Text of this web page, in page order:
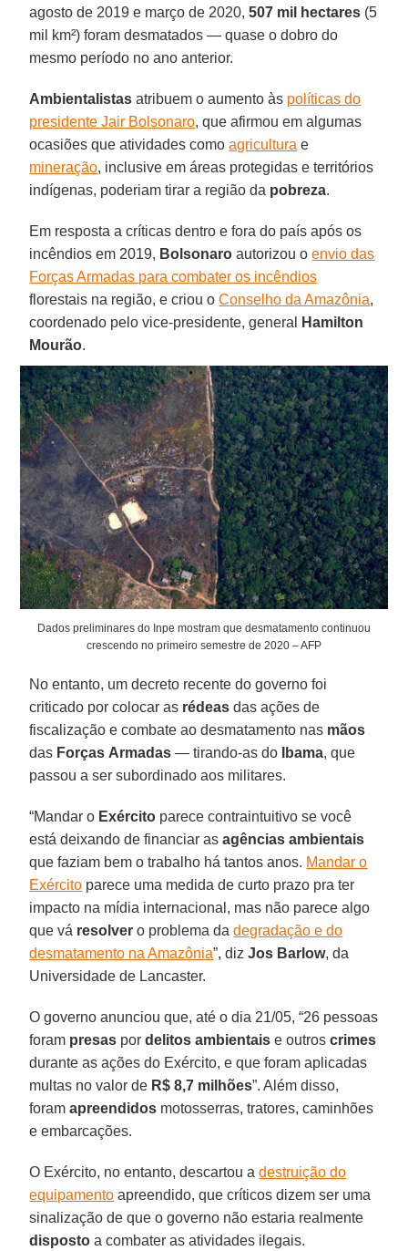
agosto de 2019 e março de 2020,507 mil hectares (5
mil km²) foram desmatados — quase o dobro do
mesmo período no ano anterior.
Ambientalistas atribuem o aumento às políticas do
presidente Jair Bolsonaro, que afirmou em algumas
ocasiões que atividades comoagricultura e
mineração, inclusive em áreas protegidas e territórios
indígenas, poderiam tirar a região da pobreza.
Em resposta a críticas dentro e fora do país após os
incêndios em 2019, Bolsonaro autorizou oenvio das
Forças Armadas para combater os incêndios
florestais na região, e criou oConselho da Amazônia,
coordenado pelo vice-presidente, general
Hamilton
Mourão.
Dados preliminares do Inpe mostram que desmatamento continuou
crescendo no primeiro semestre de 2020 – AFP
No entanto, um decreto recente do governo foi
criticado por colocar as rédeas das ações de
fiscalização e combate ao desmatamento nas mãos
das Forças Armadas — tirando-as do Ibama, que
passou a ser subordinado aos militares.
“Mandar o Exército parece contraintuitivo se você
está deixando de financiar asagências ambientais
que faziam bem o trabalho há tantos anos. Mandar o
Exército parece uma medida de curto prazo pra ter
impacto na mídia internacional, mas não parece algo
que vá resolver o problema dadegradação e do
desmatamento na Amazônia”, dizJos Barlow, da
Universidade de Lancaster.
O governo anunciou que, até o dia 21/05, “26 pessoas
foram presas pordelitos ambientais e outroscrimes
durante as ações do Exército, e que foram aplicadas
multas no valor de R$ 8,7 milhões”. Além disso,
foramapreendidos motosserras, tratores, caminhões
e embarcações.
O Exército, no entanto, descartou adestruição do
equipamento apreendido, que críticos dizem ser uma
sinalização de que o governo não estaria realmente
disposto a combater as atividades ilegais.